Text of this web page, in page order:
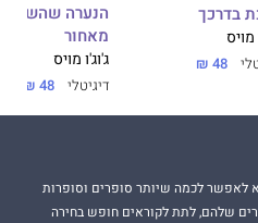
בדרכך
מויס
48 ₪
הנערה
מאחור
ג'וג'ו מויס
דיגיטלי 48 ₪
לאפשר לכמה שיותר סופרים וסופרות
שלהם, לתת לקוראים חופש בחירה